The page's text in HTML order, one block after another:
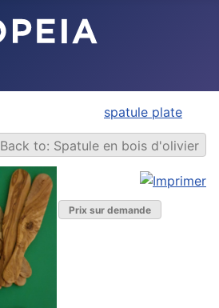
spatule plate
Back to: Spatule en bois d'olivier
Prix sur demande